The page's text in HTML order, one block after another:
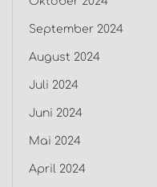
September 2024
August 2024
Juli 2024
Juni 2024
Mai 2024
April 2024